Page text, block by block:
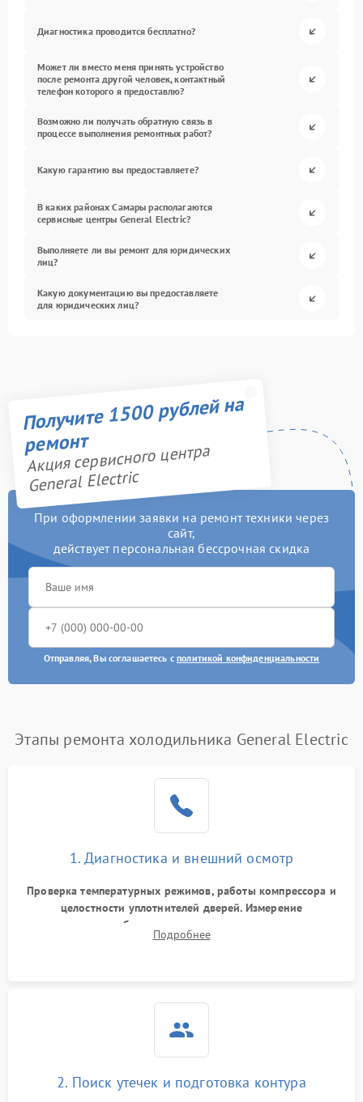
Диагностика проводится бесплатно?
Может ли вместо меня принять устройство
после ремонта другой человек, контактный
телефон которого я предоставлю?
Возможно ли получать обратную связь в
процессе выполнения ремонтных работ?
Какую гарантию вы предоставляете?
В каких районах Самары располагаются
сервисные центры General Electric?
Выполняете ли вы ремонт для юридических
лиц?
Какую документацию вы предоставляете
для юридических лиц?
Получите 1500 рублей на
ремонт
Акция сервисного центра
General Electric
При оформлении заявки на ремонт техники через
сайт,
действует персональная бессрочная скидка
Отправляя, Вы соглашаетесь сполитикой конфиденциальности
Этапы ремонта холодильника General Electric
1. Диагностика и внешний осмотр
Проверка температурных режимов, работы компрессора и
целостности уплотнителей дверей. Измерение
сопротивления обмоток мотора, проверка термостата и
считывание кодов ошибок с электронного дисплея.
Подробнее
2. Поиск утечек и подготовка контура